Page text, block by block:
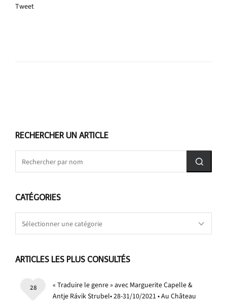
Tweet
RECHERCHER UN ARTICLE
CATÉGORIES
ARTICLES LES PLUS CONSULTÉS
« Traduire le genre » avec Marguerite Capelle &
Antje Rávik Strubel• 28-31/10/2021 • Au Château
28